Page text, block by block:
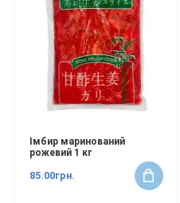
Імбир маринований
рожевий 1 кг
85.00грн.